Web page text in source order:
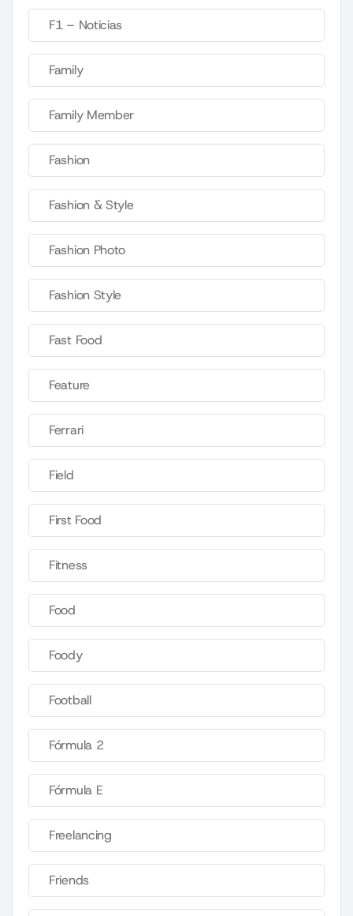
F1 – Noticias
Family
Family Member
Fashion
Fashion & Style
Fashion Photo
Fashion Style
Fast Food
Feature
Ferrari
Field
First Food
Fitness
Food
Foody
Football
Fórmula 2
Fórmula E
Freelancing
Friends